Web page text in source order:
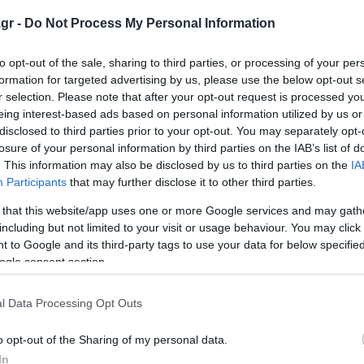
- Do Not Process My Personal Information
opt-out of the sale, sharing to third parties, or processing of your
for targeted advertising by us, please use the below opt-out
selection. Please note that after your opt-out request is processed
interest-based ads based on personal information utilized by us
to third parties prior to your opt-out. You may separately
of your personal information by third parties on the IAB’s list of
This information may also be disclosed by us to third parties on the
Participants that may further disclose it to other third parties.
that this website/app uses one or more Google services and may
but not limited to your visit or usage behaviour. You may
to Google and its third-party tags to use your data for below
consent section.
Data Processing Opt Outs
opt-out of the Sharing of my personal data.
Welle: Επενδύσεις
στη Γερμανία
την επόμενη
ο φόβος για μελλοντικές
και πιο συγκεκριμένα για
Στη Γερμανία να
οι προσπάθειες για
Παγκόσμιο κύμα
για τα πυρηνικά –
καταφύγια (Video)
Στην Ελλάδα, τα περισσότερα
ξεχασμένα από τον Β’
πόλεμο μέχρι σήμερα και στον
υπόλοιπο κόσμο, ορισμένα
χτίστηκαν ακόμη και τα